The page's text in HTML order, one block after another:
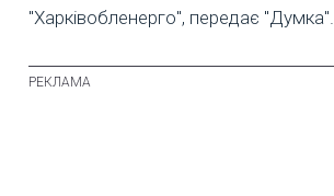
"Харківобленерго", передає "Думка".